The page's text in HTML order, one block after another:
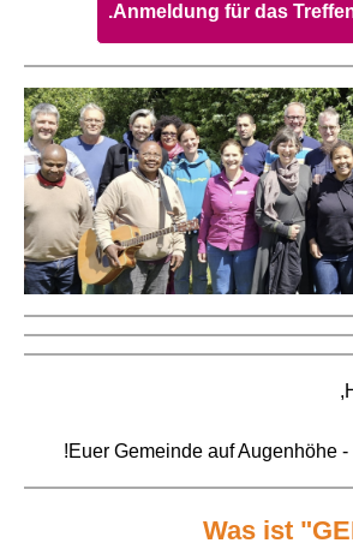
Anmeldung für das Treffen
Euer Gemeinde auf Augenhöhe
Was ist